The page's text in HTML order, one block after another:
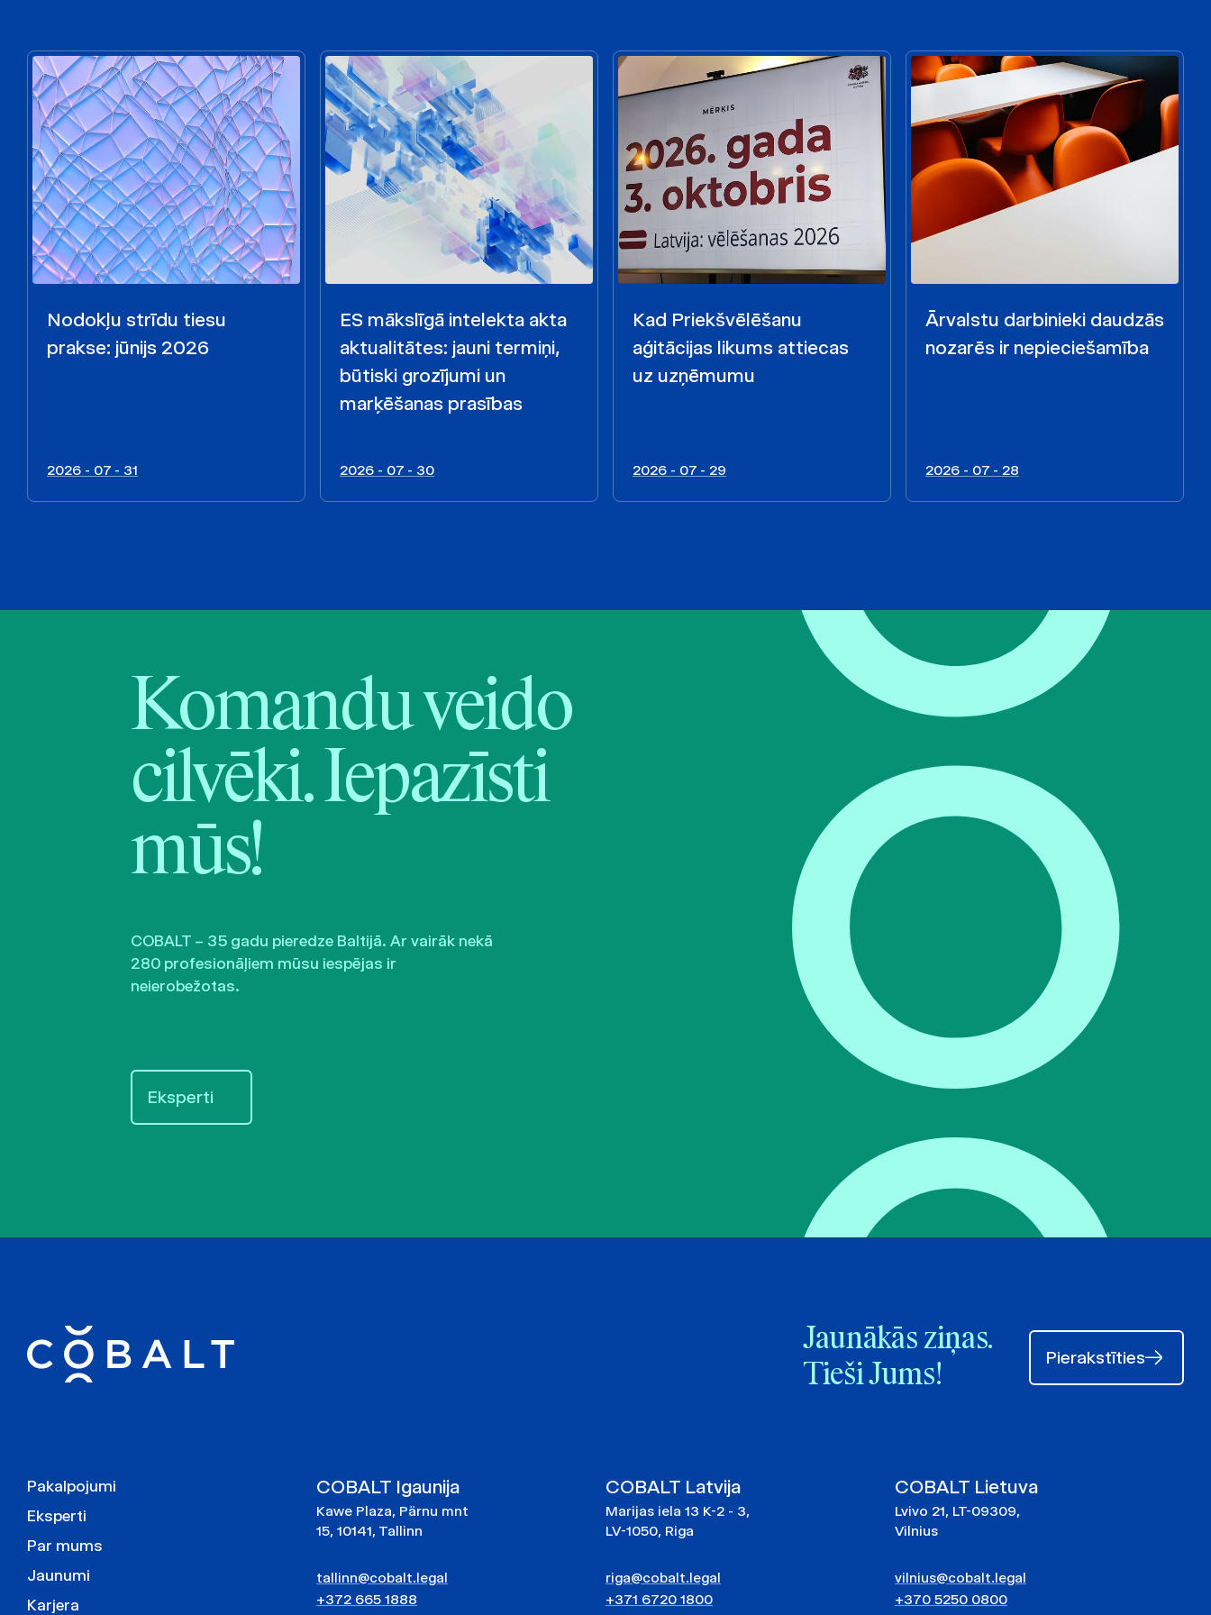
Nodokļu strīdu tiesu
prakse: jūnijs 2026
2026 - 07 - 31
ES mākslīgā intelekta akta
aktualitātes: jauni termiņi,
būtiski grozījumi un
marķēšanas prasības
2026 - 07 - 30
Kad Priekšvēlēšanu
aģitācijas likums attiecas
uz uzņēmumu
2026 - 07 - 29
Ārvalstu darbinieki daudzās
nozarēs ir nepieciešamība
2026 - 07 - 28
Komandu veido
cilvēki. Iepazīsti
mūs!
COBALT – 35 gadu pieredze Baltijā. Ar vairāk nekā
280 profesionāļiem mūsu iespējas ir
neierobežotas.
Eksperti
Jaunākās ziņas.
Tieši Jums!
Pierakstīties
Pakalpojumi
Eksperti
Par mums
Jaunumi
Karjera
COBALT Igaunija
Kawe Plaza, Pärnu mnt
15, 10141, Tallinn
tallinn@cobalt.legal
+372 665 1888
COBALT Latvija
Marijas iela 13 K-2 - 3,
LV-1050, Riga
riga@cobalt.legal
+371 6720 1800
COBALT Lietuva
Lvivo 21, LT-09309,
Vilnius
vilnius@cobalt.legal
+370 5250 0800